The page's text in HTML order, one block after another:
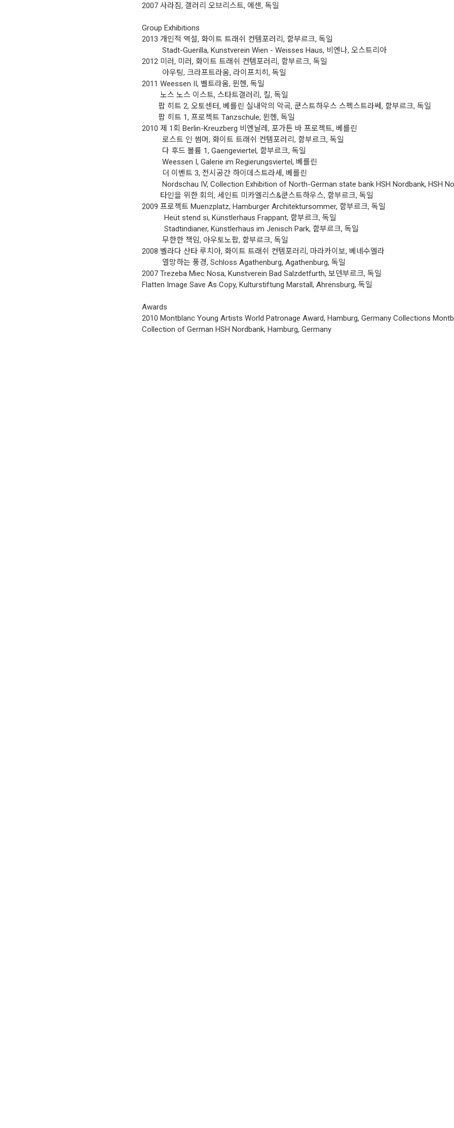
2007 사라짐, 갤러리 오브리스트, 에센, 독일
Group Exhibitions
2013 개인적 역설, 화이트 트래쉬 컨템포러리, 함부르크, 독일
Stadt-Guerilla, Kunstverein Wien - Weisses Haus, 비엔나, 오스트리아
2012 미러, 미러, 화이트 트래쉬 컨템포러리, 함부르크, 독일
아우팅, 크라프트라움, 라이프치히, 독일
2011 Weessen II, 벨트라움, 뮌헨, 독일
노스 노스 이스트, 스타트갤러리, 킬, 독일
팝 히트 2, 오토센터, 베를린 실내악의 악곡, 쿤스트하우스 스펙스트라쎄, 함부르크, 독일
팝 히트 1, 프로젝트 Tanzschule, 뮌헨, 독일
2010 제 1회 Berlin-Kreuzberg 비엔날레, 포가튼 바 프로젝트, 베를린
로스트 인 썸머, 화이트 트래쉬 컨템포러리, 함부르크, 독일
다 후드 볼륨 1, Gaengeviertel, 함부르크, 독일
Weessen I, Galerie im Regierungsviertel, 베를린
더 이벤트 3, 전시공간 하이데스트라세, 베를린
Nordschau IV, Collection Exhibition of North-German state bank HSH Nordbank, HSH
타인을 위한 회의, 세인트 미카엘리스&쿤스트하우스, 함부르크, 독일
2009 프로젝트 Muenzplatz, Hamburger Architektursommer, 함부르크, 독일
Heüt stend si, Künstlerhaus Frappant, 함부르크, 독일
Stadtindianer, Künstlerhaus im Jenisch Park, 함부르크, 독일
무한한 책임, 아우토노팝, 함부르크, 독일
2008 벨라다 산타 루치아, 화이트 트래쉬 컨템포러리, 마라카이보, 베네수엘라
열망하는 풍경, Schloss Agathenburg, Agathenburg, 독일
2007 Trezeba Miec Nosa, Kunstverein Bad Salzdetfurth, 보덴부르크, 독일
Flatten Image Save As Copy, Kulturstiftung Marstall, Ahrensburg, 독일
Awards
2010 Montblanc Young Artists World Patronage Award, Hamburg, Germany Collections
Collection of German HSH Nordbank, Hamburg, Germany